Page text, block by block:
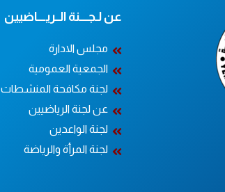
عن لـجــــنة الــريــــاضيين
مجلس الادارة
الجمعية العمومية
لجنة مكافحة المنشطات
عن لجنة الرياضيين
لجنة الواعدين
لجنة المرأة والرياضة